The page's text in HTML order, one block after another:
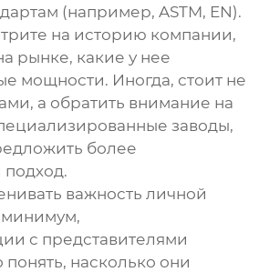
(например, ASTM, EN).
на историю компании,
рынке, какие у нее
мощности. Иногда, стоит не
а обратить внимание на
заводы,
более
важность личной
минимум,
с представителями
насколько они